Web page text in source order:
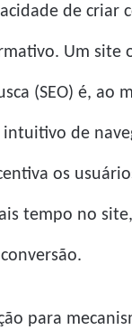
de criar
Um site
(SEO) é, ao
de
os
tempo no
para